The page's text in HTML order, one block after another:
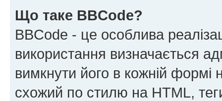
Що таке BBCode?
BBCode - це особлива
використання визначається
вимкнути його в кожній
схожий по стилю на HTML,